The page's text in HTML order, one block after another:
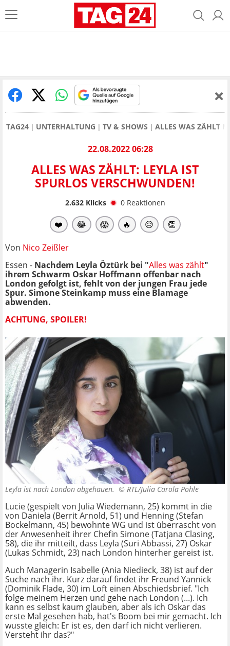
TAG24 UNTERHALTUNG TV & SHOWS ALLES WAS ZÄHLT
22.08.2022 06:28
ALLES WAS ZÄHLT: LEYLA IST
SPURLOS VERSCHWUNDEN!
2.632Klicks 0 Reaktionen
❤️ 😂 😱 🔥 😥 👏
Von Nico Zeißler
Essen - Nachdem Leyla Öztürk bei "Alles was zählt"
ihrem Schwarm Oskar Hoffmann offenbar nach
London gefolgt ist, fehlt von der jungen Frau jede
Spur. Simone Steinkamp muss eine Blamage
abwenden.
ACHTUNG, SPOILER!
Leyla ist nach London abgehauen. © RTL/Julia Carola Pohle
Lucie (gespielt von Julia Wiedemann, 25) kommt in die
von Daniela (Berrit Arnold, 51) und Henning (Stefan
Bockelmann, 45) bewohnte WG und ist überrascht von
der Anwesenheit ihrer Chefin Simone (Tatjana Clasing,
58), die ihr mitteilt, dass Leyla (Suri Abbassi, 27) Oskar
(Lukas Schmidt, 23) nach London hinterher gereist ist.
Auch Managerin Isabelle (Ania Niedieck, 38) ist auf der
Suche nach ihr. Kurz darauf findet ihr Freund Yannick
(Dominik Flade, 30) im Loft einen Abschiedsbrief. "Ich
folge meinem Herzen und gehe nach London (...). Ich
kann es selbst kaum glauben, aber als ich Oskar das
erste Mal gesehen hab, hat's Boom bei mir gemacht. Ich
wusste gleich: Er ist es, den darf ich nicht verlieren.
Versteht ihr das?"